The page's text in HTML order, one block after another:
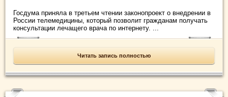
Госдума приняла в третьем чтении законопроект о внедрении в
России телемедицины, который позволит гражданам получать
консультации лечащего врача по интернету. ...
Читать запись полностью